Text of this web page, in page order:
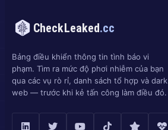
CheckLeaked.cc
Bảng điều khiển thông tin tình báo vi
phạm. Tìm ra mức độ phơi nhiễm của bạn
qua các vụ rò rỉ, danh sách tổ hợp và dark
web — trước khi kẻ tấn công làm điều đó.